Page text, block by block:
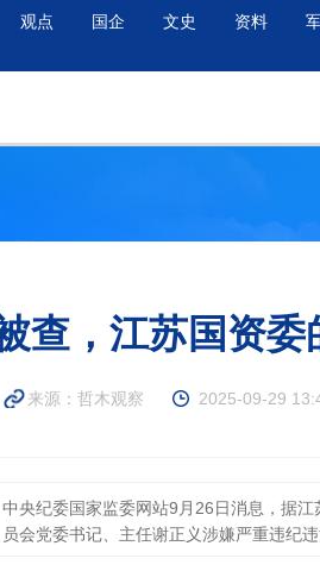
观点 国企 文史 资料
查，江苏国资
来源： 哲木观察 2025-09-29
中央纪委国家监委网站9月26日消息，据
员会党委书记、主任谢正义涉嫌严重违纪